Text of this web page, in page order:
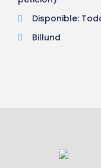
Disponible:
Billund